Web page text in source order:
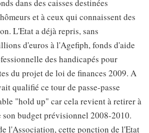
dans des caisses destinées
et à ceux qui connaissent des
L'Etat a déjà repris, sans
d'euros à l'Agefiph, fonds d'aide
des handicapés pour
du projet de loi de finances 2009. A
qualifié ce tour de passe-passe
"hold up" car cela revient à retirer à
son budget prévisionnel 2008-2010.
l'Association, cette ponction de l'Etat